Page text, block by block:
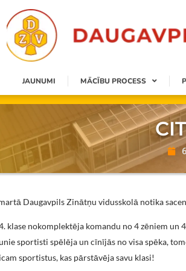
JAUNUMI MĀCĪBU PROCESS
Daugavpils Zinātņu vidusskolā notika
klase nokomplektēja komandu no 4 zēniem
sportisti spēlēja un cīnījās no visa spēka,
sportistus, kas pārstāvēja savu klasi!